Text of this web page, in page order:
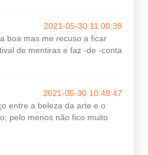
2021-05-30 11:00:39
boa mas me recuso a ficar
de mentiras e faz -de -conta
2021-05-30 10:49:47
entre a beleza da arte e o
pelo menos não fico muito